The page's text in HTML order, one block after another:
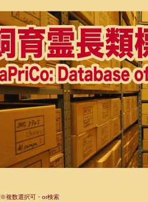
※複数選択可・or検索